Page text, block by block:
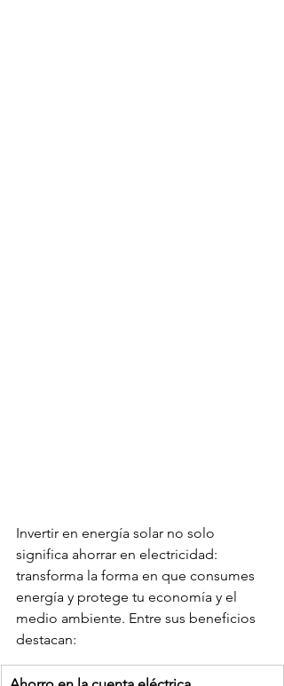
Invertir en energía solar no solo
significa ahorrar en electricidad:
transforma la forma en que consumes
energía y protege tu economía y el
medio ambiente. Entre sus beneficios
destacan: